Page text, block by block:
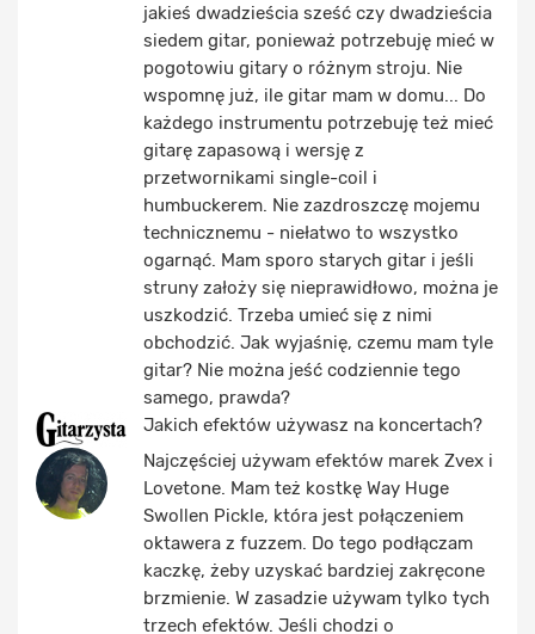
jakieś dwadzieścia sześć czy dwadzieścia
siedem gitar, ponieważ potrzebuję mieć w
pogotowiu gitary o różnym stroju. Nie
wspomnę już, ile gitar mam w domu... Do
każdego instrumentu potrzebuję też mieć
gitarę zapasową i wersję z
przetwornikami single-coil i
humbuckerem. Nie zazdroszczę mojemu
technicznemu - niełatwo to wszystko
ogarnąć. Mam sporo starych gitar i jeśli
struny założy się nieprawidłowo, można je
uszkodzić. Trzeba umieć się z nimi
obchodzić. Jak wyjaśnię, czemu mam tyle
gitar? Nie można jeść codziennie tego
samego, prawda?
Jakich efektów używasz na koncertach?
Najczęściej używam efektów marek Zvex i
Lovetone. Mam też kostkę Way Huge
Swollen Pickle, która jest połączeniem
oktawera z fuzzem. Do tego podłączam
kaczkę, żeby uzyskać bardziej zakręcone
brzmienie. W zasadzie używam tylko tych
trzech efektów. Jeśli chodzi o